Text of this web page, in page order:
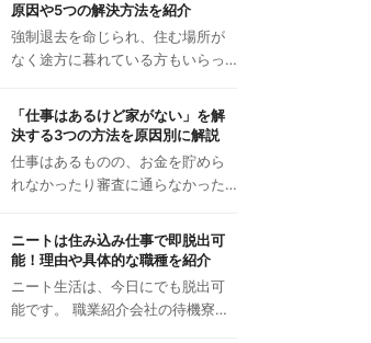
原因や5つの解決方法を紹介
強制退去を命じられ、住む場所が
なく途方に暮れている方もいらっ…
「仕事はあるけど家がない」を解
決する3つの方法を原因別に解説
仕事はあるものの、お金を貯めら
れなかったり審査に通らなかった…
ニートは住み込み仕事で即脱出可
能！理由や具体的な職種を紹介
ニート生活は、今日にでも脱出可
能です。 職業紹介会社の待機寮…